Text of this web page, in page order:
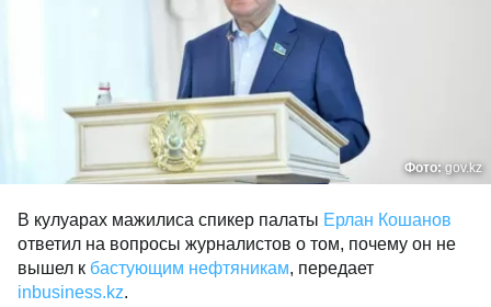
Фото:gov.kz
В кулуарах мажилиса спикер палаты Ерлан Кошанов
ответил на вопросы журналистов о том, почему он не
вышел к бастующим нефтяникам, передает
inbusiness.kz.